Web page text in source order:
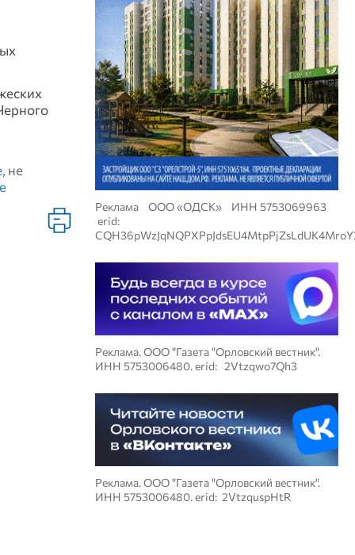
, не
Реклама ООО «ОДСК» ИНН 5753069963
erid:
Реклама. ООО "Газета "Орловский вестник".
ИНН 5753006480. erid: 2Vtzqwo7Qh3
Реклама. ООО "Газета "Орловский вестник".
ИНН 5753006480. erid: 2VtzquspHtR